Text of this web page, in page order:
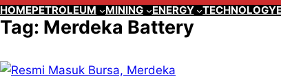
HOMEPETROLEUM MINING ENERGY TECHNOLOGY
Tag: Merdeka Battery